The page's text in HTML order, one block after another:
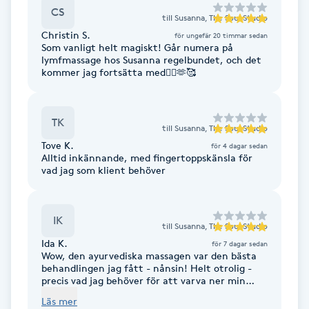
Face framing
Fet hårbotten
Fettreducering
Fotmassage
CS till Susanna, The Soul Studio
Christin S. för ungefär 20 timmar sedan
Som vanligt helt magiskt! Går numera på
lymfmassage hos Susanna regelbundet, och det
kommer jag fortsätta med🙋‍♀️🫶🥰
TK till Susanna, The Soul Studio
Tove K. för 4 dagar sedan
Alltid inkännande, med fingertoppskänsla för
vad jag som klient behöver
IK till Susanna, The Soul Studio
Ida K. för 7 dagar sedan
Wow, den ayurvediska massagen var den bästa
behandlingen jag fått - nånsin! Helt otrolig -
precis vad jag behöver för att varva ner min
helt fantastisk, så varm och skapar fint tryggt
Läs mer